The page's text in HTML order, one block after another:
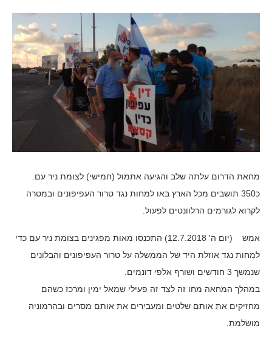
מחאת הדרום עלתה שלב והגיעה אתמול (חמישי) לצומת ניר עם.
כ350 תושבים מכל הארץ באו למחות נגד טרור העפיפונים ובמטרה
לקרוא לגורמים הרלוונטים לפעול.
אמש (יום ה' 12.7.2018) התכנסו מאות מפגינים בצומת ניר עם כדי
למחות נגד אוזלת היד של הממשלה על טרור העפיפונים והבלונים
שנמשך 3 חודשים ושורף אלפי דונמים.
במהלך המחאה מחו זה לצד זה פעילי שמאל ימין ומרכז כשהם
מחזיקים את אותם שלטים ומעבירים את אותם מסרים ובהרמוניה
מושלמת.